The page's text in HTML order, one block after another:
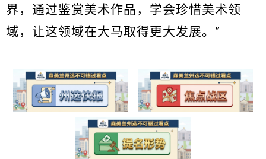
界，通过鉴赏美术作品，学会珍惜美术领
域，让这领域在大马取得更大发展。”